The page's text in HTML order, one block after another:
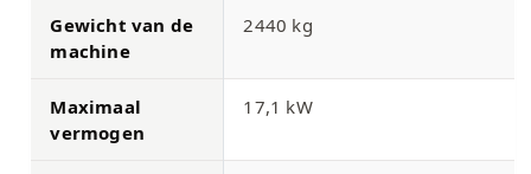
Gewicht van de
machine
2440 kg
Maximaal
vermogen
17,1 kW